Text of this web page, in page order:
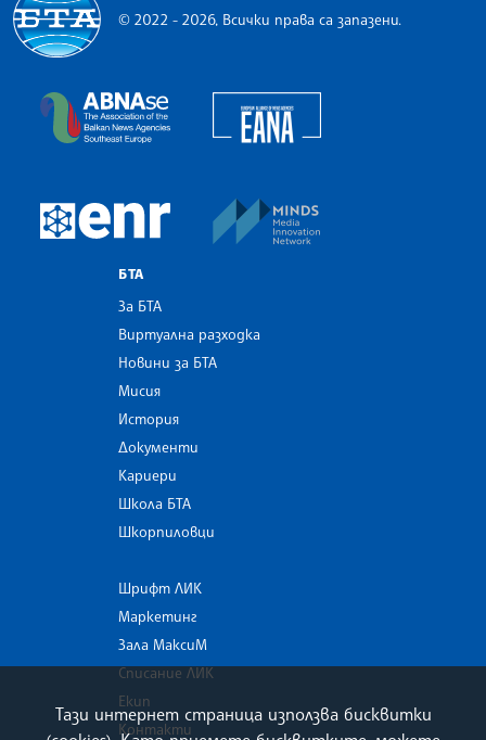
© 2022 - 2026, Всички права са запазени.
The Assocoation of the Balkan News Agencies
European Newsroom
БТА
За БТА
Виртуална разходка
Новини за БТА
Мисия
История
Документи
Кариери
Школа БТА
Шкорпиловци
Шрифт ЛИК
Маркетинг
Зала МаксиМ
Списание ЛИК
Екип
Контакти
Тази интернет страница използва бисквитки